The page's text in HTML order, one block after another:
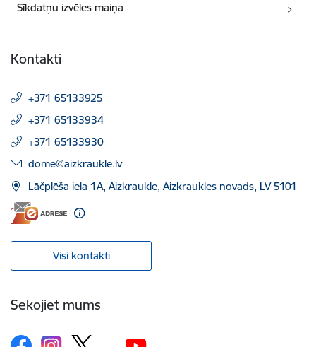
Sīkdatņu izvēles maiņa
Kontakti
+371 65133925
+371 65133934
+371 65133930
E-pasts:
dome@aizkraukle.lv
Lāčplēša iela 1A, Aizkraukle, Aizkraukles novads, LV 5101
Visi kontakti
Sekojiet mums